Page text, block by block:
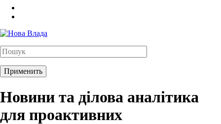
Новини та ділова аналітика
для проактивних